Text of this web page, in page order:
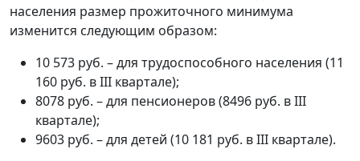
населения размер прожиточного минимума
изменится следующим образом:
10 573 руб. – для трудоспособного населения (11
160 руб. в III квартале);
8078 руб. – для пенсионеров (8496 руб. в III
квартале);
9603 руб. – для детей (10 181 руб. в III квартале).